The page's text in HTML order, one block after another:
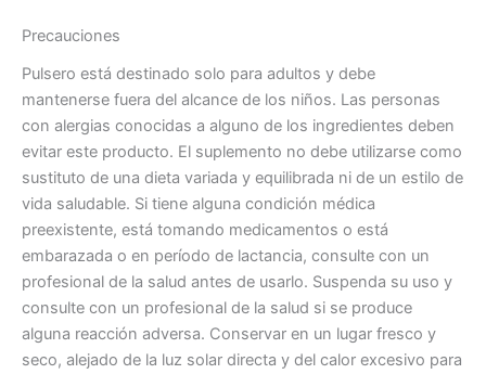
Precauciones
Pulsero está destinado solo para adultos y debe
mantenerse fuera del alcance de los niños. Las personas
con alergias conocidas a alguno de los ingredientes deben
evitar este producto. El suplemento no debe utilizarse como
sustituto de una dieta variada y equilibrada ni de un estilo de
vida saludable. Si tiene alguna condición médica
preexistente, está tomando medicamentos o está
embarazada o en período de lactancia, consulte con un
profesional de la salud antes de usarlo. Suspenda su uso y
consulte con un profesional de la salud si se produce
alguna reacción adversa. Conservar en un lugar fresco y
seco, alejado de la luz solar directa y del calor excesivo para